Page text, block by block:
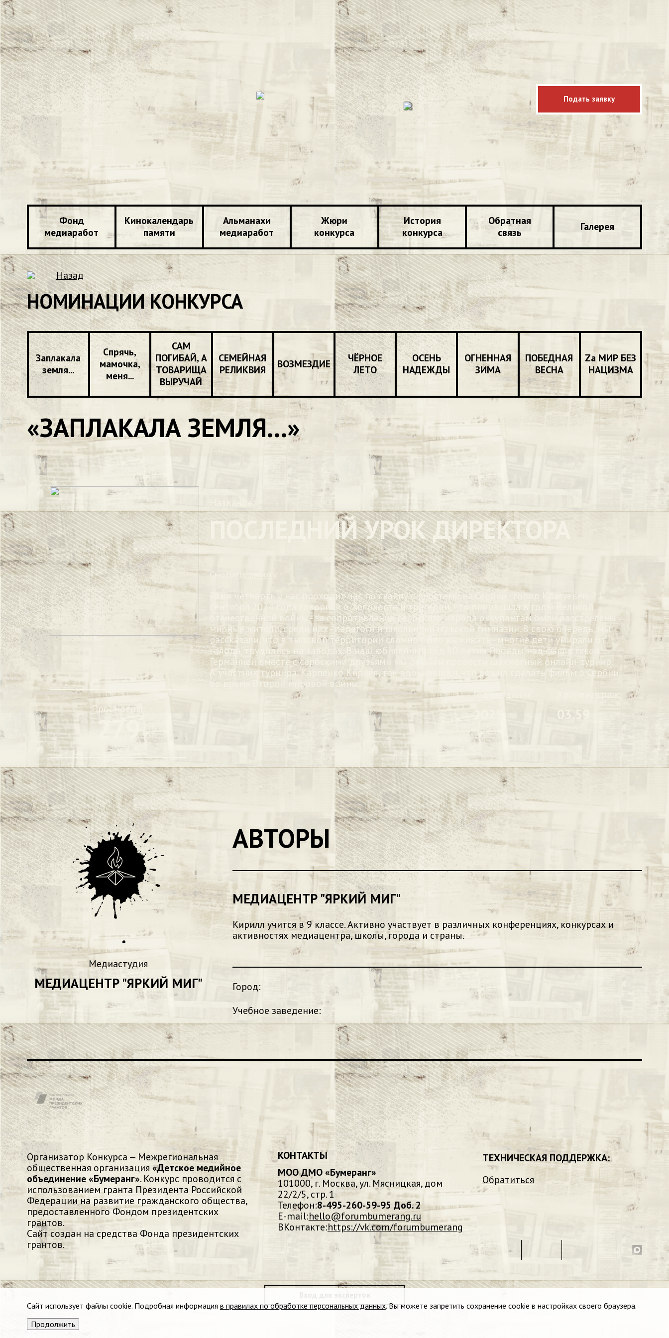
Подать заявку
Фонд
медиаработ
Кинокалендарь
памяти
Альманахи
медиаработ
Жюри
конкурса
История
конкурса
Обратная
связь
Галерея
Назад
НОМИНАЦИИ КОНКУРСА
Заплакала
земля...
Спрячь,
мамочка,
меня...
САМ
ПОГИБАЙ, А
ТОВАРИЩА
ВЫРУЧАЙ
СЕМЕЙНАЯ
РЕЛИКВИЯ
ВОЗМЕЗДИЕ
ЧЁРНОЕ
ЛЕТО
ОСЕНЬ
НАДЕЖДЫ
ОГНЕННАЯ
ЗИМА
ПОБЕДНАЯ
ВЕСНА
Zа МИР БЕЗ
НАЦИЗМА
«ЗАПЛАКАЛА ЗЕМЛЯ...»
ПОСЛЕДНИЙ УРОК ДИРЕКТОРА
Раз в четверть у нас проходит час по скайпу с ребятами из Сербии - город Крагуевец. 21
сентября 2024 года говорили о Холокосте и трагедии, что произошла в годы Великой
отечественной войны - за сопротивление сербского народа оккупантам были расстреляны
мирные жители, среди них - педагоги и школьники мужской гимназии. В свою очередь, мы
рассказали, что в тыловой территории сложно было выживать - многие дети умирали от
голода, трудились на заводах. В наш юбилейный год 80-летия Победы над фашистской
Германией вместе с сербскими друзьями мы решили провести шахматный онлайн-турнир.
А участник турнира, Карпенко Кирилл, так вдохновился, что решил сделать фильм о Сербии
во время Второй мировой войны.
Просмотры:
279
Год создания:
2025 03.59
АВТОРЫ
Медиастудия
МЕДИАЦЕНТР "ЯРКИЙ МИГ"
МЕДИАЦЕНТР "ЯРКИЙ МИГ"
Кирилл учится в 9 классе. Активно участвует в различных конференциях, конкурсах и
активностях медиацентра, школы, города и страны.
Город:
Учебное заведение:
Организатор Конкурса — Межрегиональная
общественная организация «Детское медийное
объединение «Бумеранг». Конкурс проводится с
использованием гранта Президента Российской
Федерации на развитие гражданского общества,
предоставленного Фондом президентских
грантов.
Сайт создан на средства Фонда президентских
грантов.
КОНТАКТЫ
МОО ДМО «Бумеранг»
101000, г. Москва, ул. Мясницкая, дом
22/2/5, стр. 1
Телефон:8-495-260-59-95 Доб. 2
E-mail:hello@forumbumerang.ru
ВКонтакте:https://vk.com/forumbumerang
ТЕХНИЧЕСКАЯ ПОДДЕРЖКА:
Обратиться
Сайт использует файлы cookie. Подробная информация в правилах по обработке персональных данных. Вы можете запретить сохранение cookie в настройках своего браузера.
Продолжить